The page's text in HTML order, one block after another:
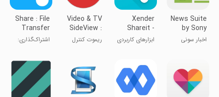
News Suite
by Sony
اخبار سونی
Xender
Shareit -
Share All Fil
ابزارهای کاربردی
Video & TV
SideView :
Remote
ریموت کنترل
Share : File
Transfer
shareit
اشتراک‌گذاری: